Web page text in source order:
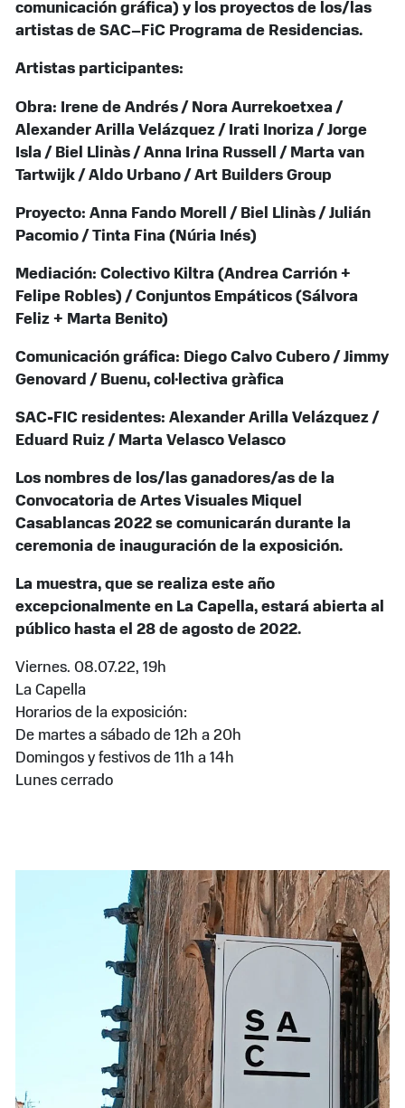
comunicación gráfica) y los proyectos de los/las
artistas de SAC–FiC Programa de Residencias.
Artistas participantes:
Obra: Irene de Andrés / Nora Aurrekoetxea /
Alexander Arilla Velázquez / Irati Inoriza / Jorge
Isla / Biel Llinàs / Anna Irina Russell / Marta van
Tartwijk / Aldo Urbano / Art Builders Group
Proyecto: Anna Fando Morell / Biel Llinàs / Julián
Pacomio / Tinta Fina (Núria Inés)
Mediación: Colectivo Kiltra (Andrea Carrión +
Felipe Robles) / Conjuntos Empáticos (Sálvora
Feliz + Marta Benito)
Comunicación gráfica: Diego Calvo Cubero / Jimmy
Genovard / Buenu, col·lectiva gràfica
SAC-FIC residentes: Alexander Arilla Velázquez /
Eduard Ruiz / Marta Velasco Velasco
Los nombres de los/las ganadores/as de la
Convocatoria de Artes Visuales Miquel
Casablancas 2022 se comunicarán durante la
ceremonia de inauguración de la exposición.
La muestra, que se realiza este año
excepcionalmente en La Capella, estará abierta al
público hasta el 28 de agosto de 2022.
Viernes. 08.07.22, 19h
La Capella
Horarios de la exposición:
De martes a sábado de 12h a 20h
Domingos y festivos de 11h a 14h
Lunes cerrado